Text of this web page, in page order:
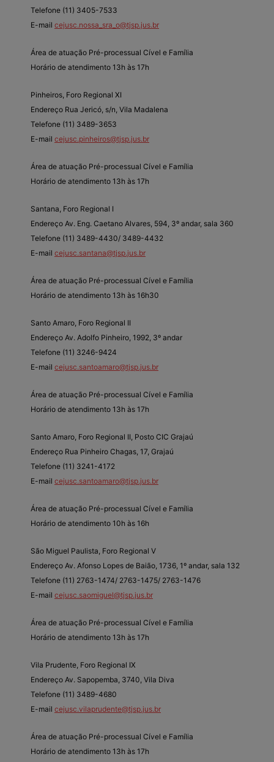
Telefone (11) 3405-7533
E-mail cejusc.nossa_sra_o@tjsp.jus.br
Área de atuação Pré-processual Cível e Família
Horário de atendimento 13h às 17h
Pinheiros, Foro Regional XI
Endereço Rua Jericó, s/n, Vila Madalena
Telefone (11) 3489-3653
E-mail cejusc.pinheiros@tjsp.jus.br
Área de atuação Pré-processual Cível e Família
Horário de atendimento 13h às 17h
Santana, Foro Regional I
Endereço Av. Eng. Caetano Alvares, 594, 3º andar, sala 360
Telefone (11) 3489-4430/ 3489-4432
E-mail cejusc.santana@tjsp.jus.br
Área de atuação Pré-processual Cível e Família
Horário de atendimento 13h às 16h30
Santo Amaro, Foro Regional II
Endereço Av. Adolfo Pinheiro, 1992, 3º andar
Telefone (11) 3246-9424
E-mail cejusc.santoamaro@tjsp.jus.br
Área de atuação Pré-processual Cível e Família
Horário de atendimento 13h às 17h
Santo Amaro, Foro Regional II, Posto CIC Grajaú
Endereço Rua Pinheiro Chagas, 17, Grajaú
Telefone (11) 3241-4172
E-mail cejusc.santoamaro@tjsp.jus.br
Área de atuação Pré-processual Cível e Família
Horário de atendimento 10h às 16h
São Miguel Paulista, Foro Regional V
Endereço Av. Afonso Lopes de Baião, 1736, 1º andar, sala 132
Telefone (11) 2763-1474/ 2763-1475/ 2763-1476
E-mail cejusc.saomiguel@tjsp.jus.br
Área de atuação Pré-processual Cível e Família
Horário de atendimento 13h às 17h
Vila Prudente, Foro Regional IX
Endereço Av. Sapopemba, 3740, Vila Diva
Telefone (11) 3489-4680
E-mail cejusc.vilaprudente@tjsp.jus.br
Área de atuação Pré-processual Cível e Família
Horário de atendimento 13h às 17h